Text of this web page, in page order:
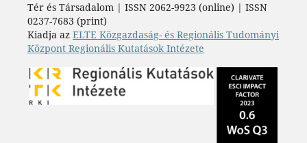
Tér és Társadalom | ISSN 2062-9923 (online) | ISSN
0237-7683 (print)
Kiadja az ELTE Közgazdaság- és Regionális Tudományi
Központ Regionális Kutatások Intézete